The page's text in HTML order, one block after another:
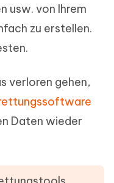
usw. von Ihrem
zu erstellen.
verloren gehen,
Daten wieder